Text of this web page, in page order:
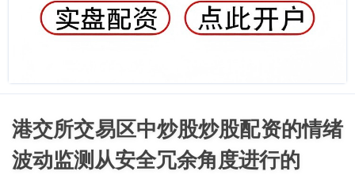
港交所交易区中炒股炒股配资的情绪
波动监测从安全冗余角度进行的